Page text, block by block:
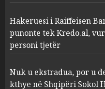
foto
Nuk
Hakeruesi i Raiffeisen
punonte tek Kredo.al,
personi tjetër
Nuk u ekstradua, por u
kthye në Shqipëri Sokol